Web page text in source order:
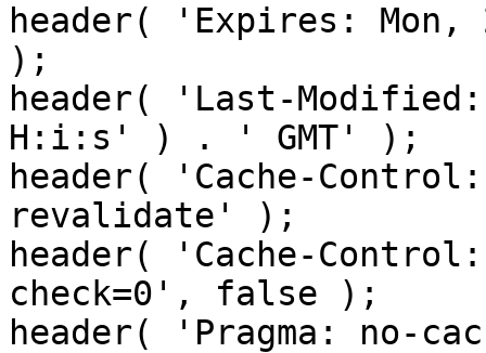
header( 'Expires: Mon,
);
header( 'Last-
H:i:s' ) . ' GMT' );
header( 'Cache-
revalidate' );
header( 'Cache-
check=0', false );
header( 'Pragma: no-